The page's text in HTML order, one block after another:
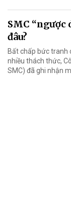
SMC
đâu?
Bất chấp bức tranh
nhiều thách thức,
SMC) đã ghi nhận